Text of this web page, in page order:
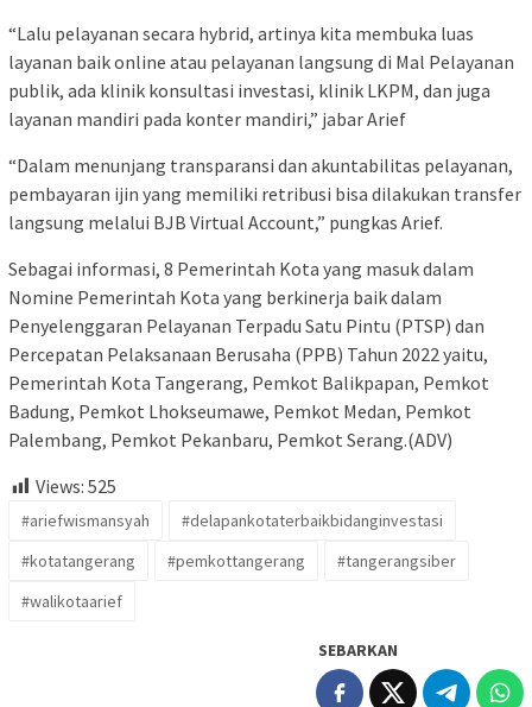
“Lalu pelayanan secara hybrid, artinya kita membuka luas
layanan baik online atau pelayanan langsung di Mal Pelayanan
publik, ada klinik konsultasi investasi, klinik LKPM, dan juga
layanan mandiri pada konter mandiri,” jabar Arief
“Dalam menunjang transparansi dan akuntabilitas pelayanan,
pembayaran ijin yang memiliki retribusi bisa dilakukan transfer
langsung melalui BJB Virtual Account,” pungkas Arief.
Sebagai informasi, 8 Pemerintah Kota yang masuk dalam
Nomine Pemerintah Kota yang berkinerja baik dalam
Penyelenggaran Pelayanan Terpadu Satu Pintu (PTSP) dan
Percepatan Pelaksanaan Berusaha (PPB) Tahun 2022 yaitu,
Pemerintah Kota Tangerang, Pemkot Balikpapan, Pemkot
Badung, Pemkot Lhokseumawe, Pemkot Medan, Pemkot
Palembang, Pemkot Pekanbaru, Pemkot Serang.(ADV)
Views: 525
#ariefwismansyah
#delapankotaterbaikbidanginvestasi
#kotatangerang
#pemkottangerang
#tangerangsiber
#walikotaarief
SEBARKAN